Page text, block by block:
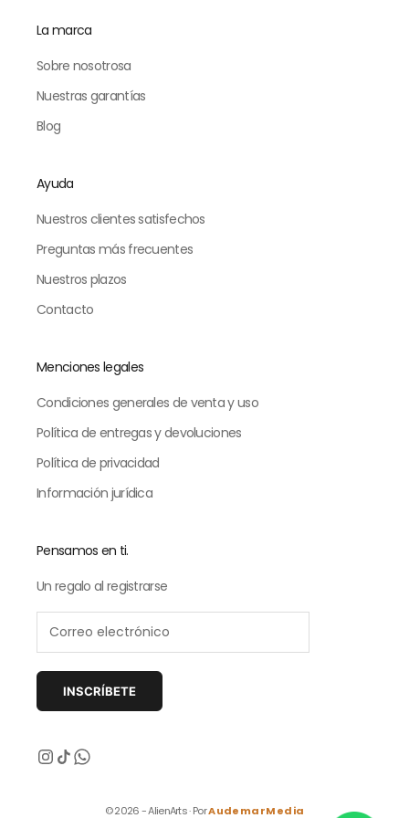
La marca
Sobre nosotrosa
Nuestras garantías
Blog
Ayuda
Nuestros clientes satisfechos
Preguntas más frecuentes
Nuestros plazos
Contacto
Menciones legales
Condiciones generales de venta y uso
Política de entregas y devoluciones
Política de privacidad
Información jurídica
Pensamos en ti.
Un regalo al registrarse
INSCRÍBETE
© 2026 - AlienArts · PorAudemarMedia